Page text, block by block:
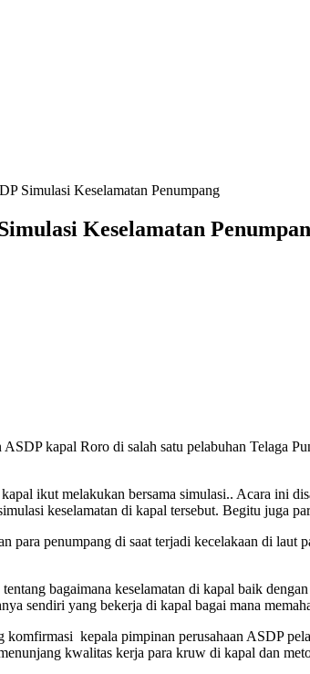
Simulasi Keselamatan Penumpang
Keselamatan
ASDP kapal Roro di salah satu pelabuhan Telaga
ikut melakukan bersama simulasi.. Acara ini
keselamatan di kapal tersebut. Begitu juga
para penumpang di saat terjadi kecelakaan di
bagaimana keselamatan di kapal baik
sendiri yang bekerja di kapal bagai mana
kepala pimpinan perusahaan ASDP
kwalitas kerja para kruw di kapal dan